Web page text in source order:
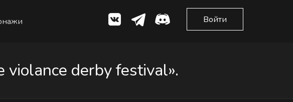
Войти
derby festival».